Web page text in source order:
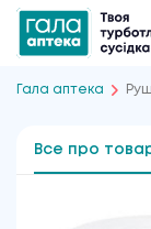
Гала аптека
Все про